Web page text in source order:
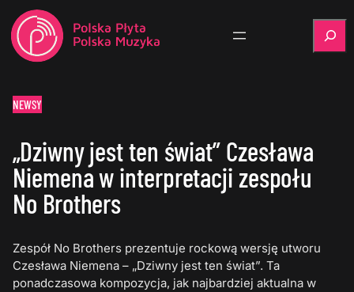
NEWSY
„Dziwny jest ten świat” Czesława
Niemena w interpretacji zespołu
No Brothers
Zespół No Brothers prezentuje rockową wersję utworu
Czesława Niemena – „Dziwny jest ten świat”. Ta
ponadczasowa kompozycja, jak najbardziej aktualna w